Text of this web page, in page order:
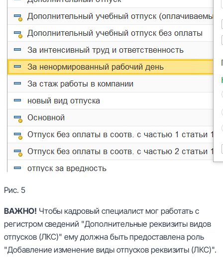
Рис. 5
ВАЖНО! Чтобы кадровый специалист мог работать с
регистром сведений "Дополнительные реквизиты видов
отпусков (ЛКС)" ему должна быть предоставлена роль
"Добавление изменение виды отпусков реквизиты (ЛКС)".